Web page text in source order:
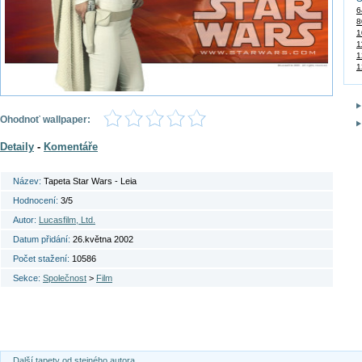
Ohodnoť wallpaper:
Detaily - Komentáře
Název: Tapeta Star Wars - Leia
Hodnocení: 3/5
Autor: Lucasfilm, Ltd.
Datum přidání: 26.května 2002
Počet stažení: 10586
Sekce: Společnost > Film